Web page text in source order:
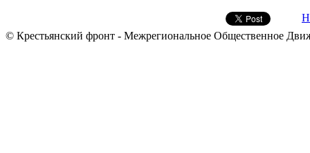
© Крестьянский фронт - Межрегиональное Общественное